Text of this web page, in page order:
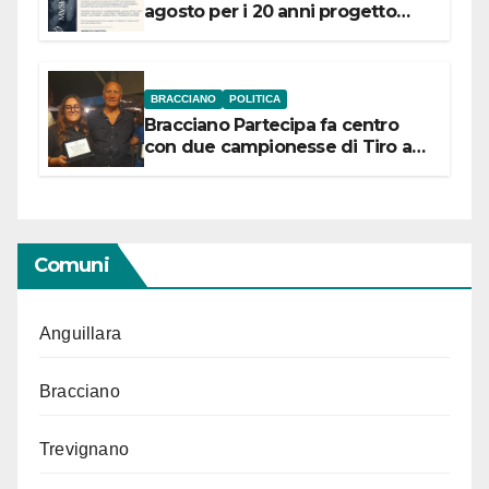
agosto per i 20 anni progetto
BRACCIANO POLITICA
Bracciano Partecipa fa centro
con due campionesse di Tiro a
Comuni
Anguillara
Bracciano
Trevignano